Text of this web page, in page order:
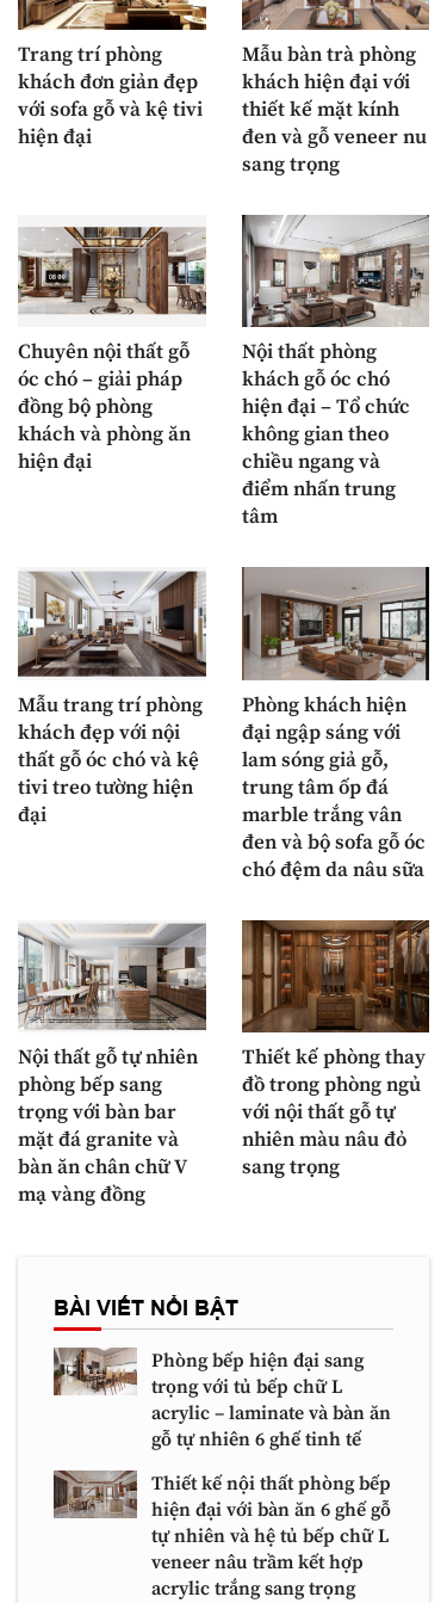
Trang trí phòng
khách đơn giản đẹp
với sofa gỗ và kệ tivi
hiện đại
Mẫu bàn trà phòng
khách hiện đại với
thiết kế mặt kính
đen và gỗ veneer nu
sang trọng
Chuyên nội thất gỗ
óc chó – giải pháp
đồng bộ phòng
khách và phòng ăn
hiện đại
Nội thất phòng
khách gỗ óc chó
hiện đại – Tổ chức
không gian theo
chiều ngang và
điểm nhấn trung
tâm
Mẫu trang trí phòng
khách đẹp với nội
thất gỗ óc chó và kệ
tivi treo tường hiện
đại
Phòng khách hiện
đại ngập sáng với
lam sóng giả gỗ,
trung tâm ốp đá
marble trắng vân
đen và bộ sofa gỗ óc
chó đệm da nâu sữa
Nội thất gỗ tự nhiên
phòng bếp sang
trọng với bàn bar
mặt đá granite và
bàn ăn chân chữ V
mạ vàng đồng
Thiết kế phòng thay
đồ trong phòng ngủ
với nội thất gỗ tự
nhiên màu nâu đỏ
sang trọng
BÀI VIẾT NỔI BẬT
Phòng bếp hiện đại sang
trọng với tủ bếp chữ L
acrylic – laminate và bàn ăn
gỗ tự nhiên 6 ghế tinh tế
Thiết kế nội thất phòng bếp
hiện đại với bàn ăn 6 ghế gỗ
tự nhiên và hệ tủ bếp chữ L
veneer nâu trầm kết hợp
acrylic trắng sang trọng